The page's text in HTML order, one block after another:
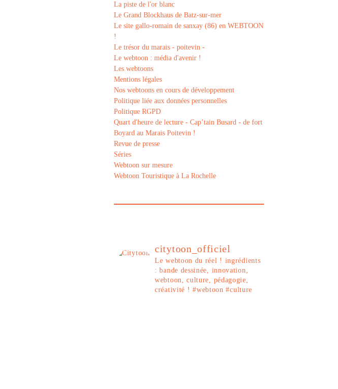
La piste de l'or blanc
Le Grand Blockhaus de Batz-sur-mer
Le site gallo-romain de sanxay (86) en WEBTOON
!
Le trésor du marais - poitevin -
Le webtoon : média d'avenir !
Les webtoons
Mentions légales
Nos webtoons en cours de développement
Politique liée aux données personnelles
Politique RGPD
Quart d'heure de lecture - Cap’tain Busard - de fort
Boyard au Marais Poitevin !
Revue de presse
Séries
Webtoon sur mesure
Webtoon Touristique à La Rochelle
citytoon_officiel
Le webtoon du réel ! ingrédients
: bande dessinée, innovation,
webtoon, culture, pédagogie,
créativité ! #webtoon #culture